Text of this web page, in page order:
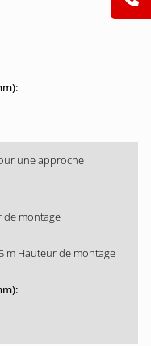
une approche
de montage
m Hauteur de montage